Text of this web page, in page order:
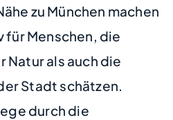
zu München machen
Menschen, die
Natur als auch die
Stadt schätzen.
durch die